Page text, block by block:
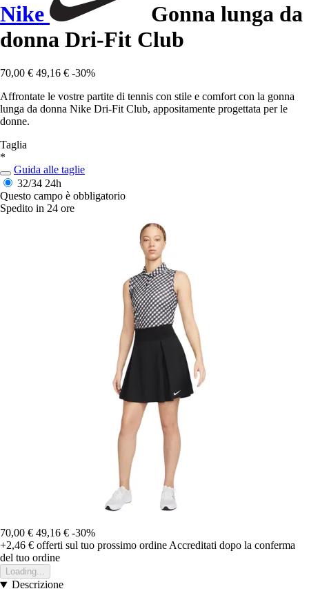
Nike
Gonna lunga da
donna Dri-Fit Club
70,00 € 49,16 € -30%
Affrontate le vostre partite di tennis con stile e comfort con la gonna
lunga da donna Nike Dri-Fit Club, appositamente progettata per le
donne.
Taglia
*
Guida alle taglie
32/34 24h
Questo campo è obbligatorio
Spedito in 24 ore
70,00 € 49,16 € -30%
+2,46 € offerti sul tuo prossimo ordineAccreditati dopo la conferma
del tuo ordine
Loading...
Descrizione